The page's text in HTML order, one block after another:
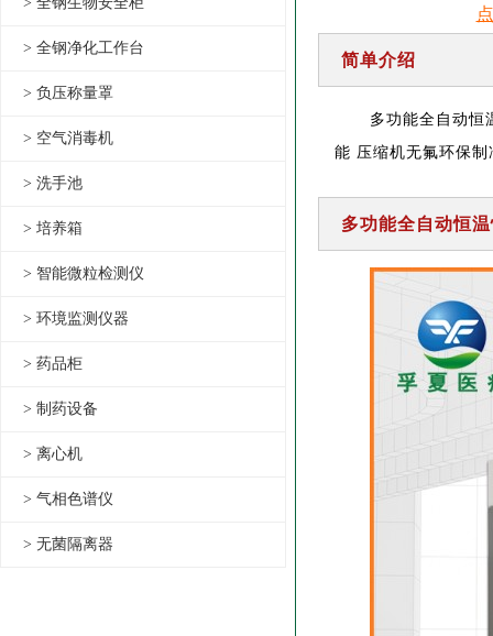
> 全钢净化工作台
> 负压称量罩
> 空气消毒机
> 洗手池
> 培养箱
> 智能微粒检测仪
> 环境监测仪器
> 药品柜
> 制药设备
> 离心机
> 气相色谱仪
> 无菌隔离器
简单介绍
多功能全自动恒
能 压缩机无氟环保
多功能全自动恒